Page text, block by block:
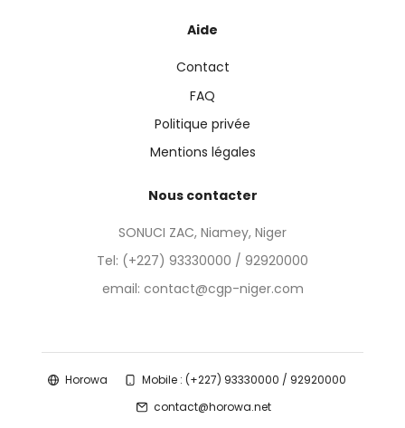
Aide
Contact
FAQ
Politique privée
Mentions légales
Nous contacter
SONUCI ZAC, Niamey, Niger
Tel: (+227) 93330000 / 92920000
email: contact@cgp-niger.com
Horowa
Mobile : (+227) 93330000 / 92920000
contact@horowa.net